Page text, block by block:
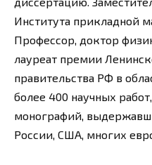
Института прикладной
Профессор, доктор
лауреат премии
правительства РФ в
более 400 научных
монографий,
России, США, многих